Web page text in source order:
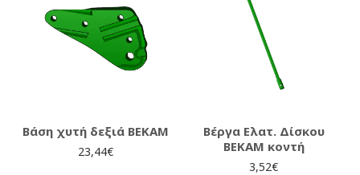
Βάση χυτή δεξιά ΒΕΚΑΜ
23,44€
Βέργα Ελατ. Δίσκου
ΒΕΚΑΜ κοντή
3,52€